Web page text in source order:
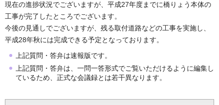
現在の進捗状況でございますが、平成27年度までに橋りょう本体の
工事が完了したところでございます。
今後の見通しでございますが、残る取付道路などの工事を実施し、
平成28年秋には完成できる予定となっております。
上記質問・答弁は速報版です。
上記質問・答弁は、一問一答形式でご覧いただけるように編集し
ているため、正式な会議録とは若干異なります。